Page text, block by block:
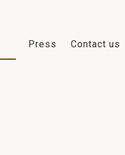
Press Contact us